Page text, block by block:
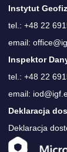
Instytut
tel.: +48 22
email:
Inspektor
tel.: +48 22
email:
Deklaracja
Deklaracja